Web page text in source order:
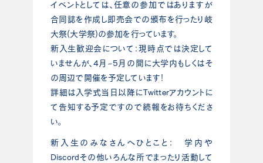
イベントとしては、任意の参加ではありますが
合同誌を作成し即売会での頒布を行ったり岐
大祭(大学祭)の参加を行っています。
新入生歓迎会について：現時点では決定して
いませんが、4月~5月の間に大学内もしくはそ
の周辺で開催を予定しています！
詳細は入学式当日以降にTwitterアカウントに
て告知する予定ですので続報をお待ちくださ
い。
新入生のみなさんへひとこと： 学内や
Discordその他いろんな所でまったり活動して